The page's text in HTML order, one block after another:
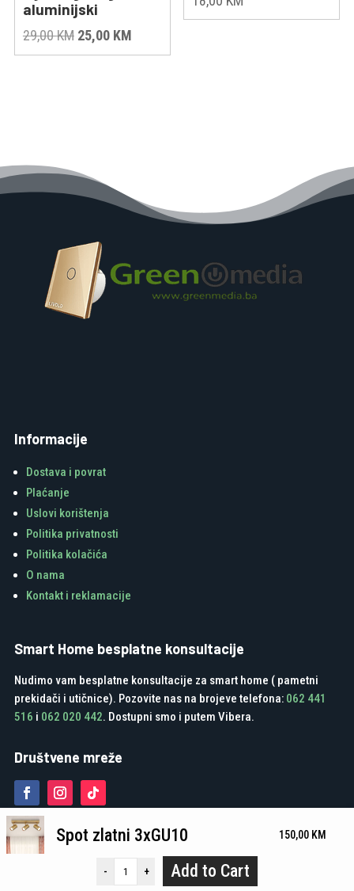
aluminijski
29,00KM Original
price
25,00 KMCurrent
price
Informacije
Dostava i povrat
Plaćanje
Uslovi korištenja
Politika privatnosti
Politika kolačića
O nama
Kontakt i reklamacije
Smart Home besplatne konsultacije
Nudimo vam besplatne konsultacije za smart home ( pametni
prekidači i utičnice). Pozovite nas na brojeve telefona: 062 441
516 i 062 020 442. Dostupni smo i putem Vibera.
Društvene mreže
Green Media Tuzla d.o.o. - Developed by Digitalk Marketing Agencija
Spot zlatni 3xGU10 150,00 KM
- + Add to Cart